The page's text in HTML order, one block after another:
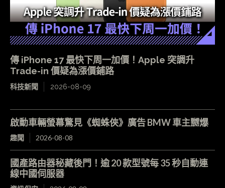
傳 iPhone 17 最快下周一加價！Apple 突調升
Trade-in 價疑為漲價鋪路
科技新聞 2026-08-09
啟動車輛螢幕驚見《蜘蛛俠》廣告 BMW 車主嬲爆
趣聞 2026-08-08
國產路由器秘藏後門！逾 20 款型號每 35 秒自動連
線中國伺服器